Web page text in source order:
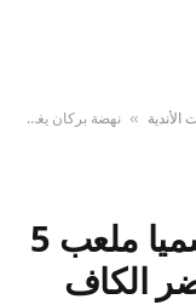
» نهضة بركان يغادرون رسميا ملعب 5 جويلية بعد توصلهم بمحضر الكاف
نهضة بركان يغادرون رسميا ملعب 5
الكاف